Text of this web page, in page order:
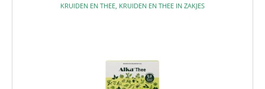
KRUIDEN EN THEE KRUIDEN EN THEE IN ZAKJES